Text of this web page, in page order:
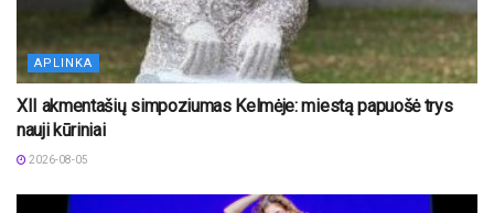
APLINKA
XII akmentašių simpoziumas Kelmėje: miestą papuošė trys
nauji kūriniai
2026-08-05